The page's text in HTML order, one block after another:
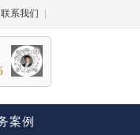
联系我们
案例